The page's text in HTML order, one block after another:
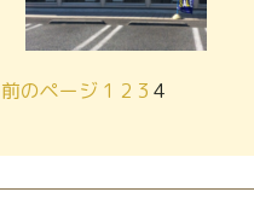
前のページ 1 2 3 4